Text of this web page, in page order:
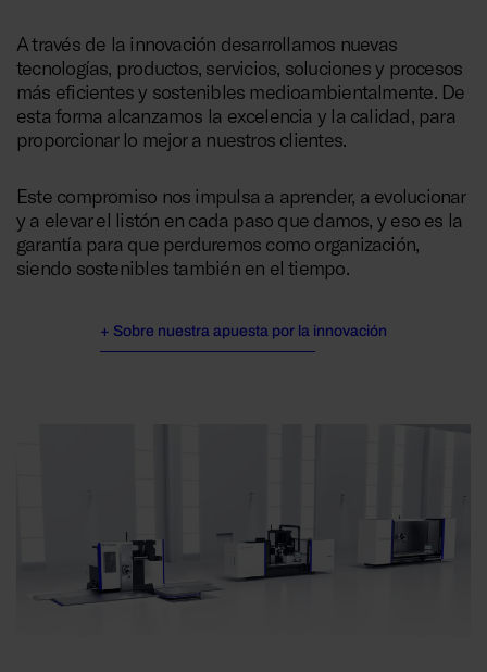
A través de la innovación desarrollamos nuevas
tecnologías, productos, servicios, soluciones y procesos
más eficientes y sostenibles medioambientalmente. De
esta forma alcanzamos la excelencia y la calidad, para
proporcionar lo mejor a nuestros clientes.
Este compromiso nos impulsa a aprender, a evolucionar
y a elevar el listón en cada paso que damos, y eso es la
garantía para que perduremos como organización,
siendo sostenibles también en el tiempo.
+ Sobre nuestra apuesta por la innovación